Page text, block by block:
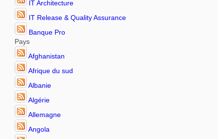
IT Architecture
IT Release & Quality Assurance
Banque Pro
Pays
Afghanistan
Afrique du sud
Albanie
Algérie
Allemagne
Angola